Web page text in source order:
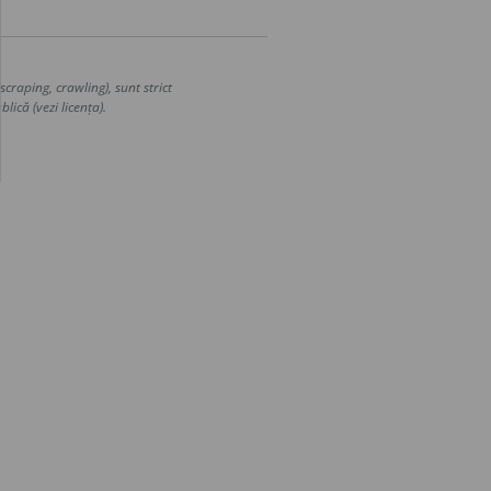
crawling), sunt strict
(vezi licența).